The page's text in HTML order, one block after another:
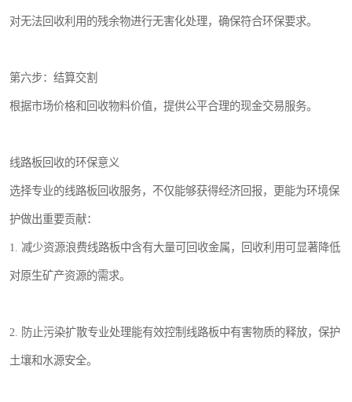
对无法回收利用的残余物进行无害化处理，确保符合环保要求。
第六步：结算交割
根据市场价格和回收物料价值，提供公平合理的现金交易服务。
线路板回收的环保意义
选择专业的线路板回收服务，不仅能够获得经济回报，更能为环境保
护做出重要贡献：
1. 减少资源浪费线路板中含有大量可回收金属，回收利用可显著降低
对原生矿产资源的需求。
2. 防止污染扩散专业处理能有效控制线路板中有害物质的释放，保护
土壤和水源安全。